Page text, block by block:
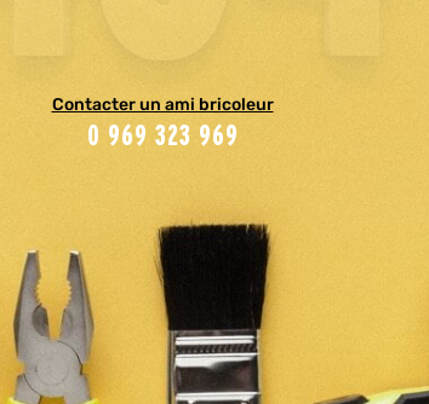
Contacter un ami bricoleur
0 969 323 969